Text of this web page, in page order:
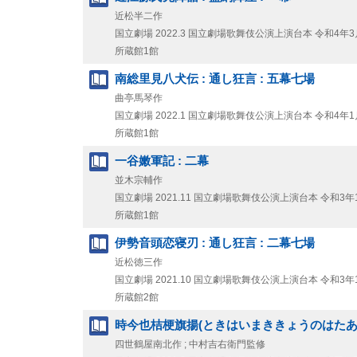
近松半二作
国立劇場 2022.3 国立劇場歌舞伎公演上演台本 令和4年3
所蔵館1館
南総里見八犬伝 : 通し狂言 : 五幕七場
曲亭馬琴作
国立劇場 2022.1 国立劇場歌舞伎公演上演台本 令和4年1
所蔵館1館
一谷嫩軍記 : 二幕
並木宗輔作
国立劇場 2021.11 国立劇場歌舞伎公演上演台本 令和3年
所蔵館1館
伊勢音頭恋寝刃 : 通し狂言 : 二幕七場
近松徳三作
国立劇場 2021.10 国立劇場歌舞伎公演上演台本 令和3年
所蔵館2館
時今也桔梗旗揚(ときはいまききょうのはた
四世鶴屋南北作 ; 中村吉右衛門監修